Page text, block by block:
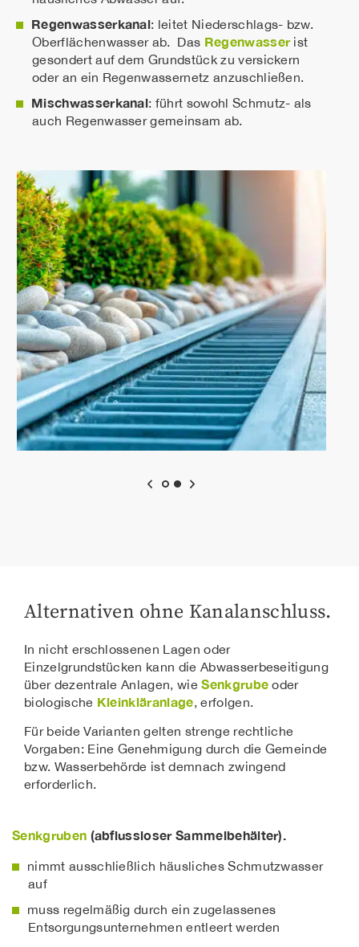
Regenwasserkanal: leitet Niederschlags- bzw.
Oberflächenwasser ab. Das Regenwasserist
gesondert auf dem Grundstück zu versickern
oder an ein Regenwassernetz anzuschließen.
Mischwasserkanal: führt sowohl Schmutz- als
auch Regenwasser gemeinsam ab.
Alternativen ohne Kanalanschluss.
In nicht erschlossenen Lagen oder
Einzelgrundstücken kann die Abwasserbeseitigung
über dezentrale Anlagen, wieSenkgrube oder
biologische Kleinkläranlage, erfolgen.
Für beide Varianten gelten strenge rechtliche
Vorgaben: Eine Genehmigung durch die Gemeinde
bzw. Wasserbehörde ist demnach zwingend
erforderlich.
Senkgruben (abflussloser Sammelbehälter).
nimmt ausschließlich häusliches Schmutzwasser
auf
muss regelmäßig durch ein zugelassenes
Entsorgungsunternehmen entleert werden